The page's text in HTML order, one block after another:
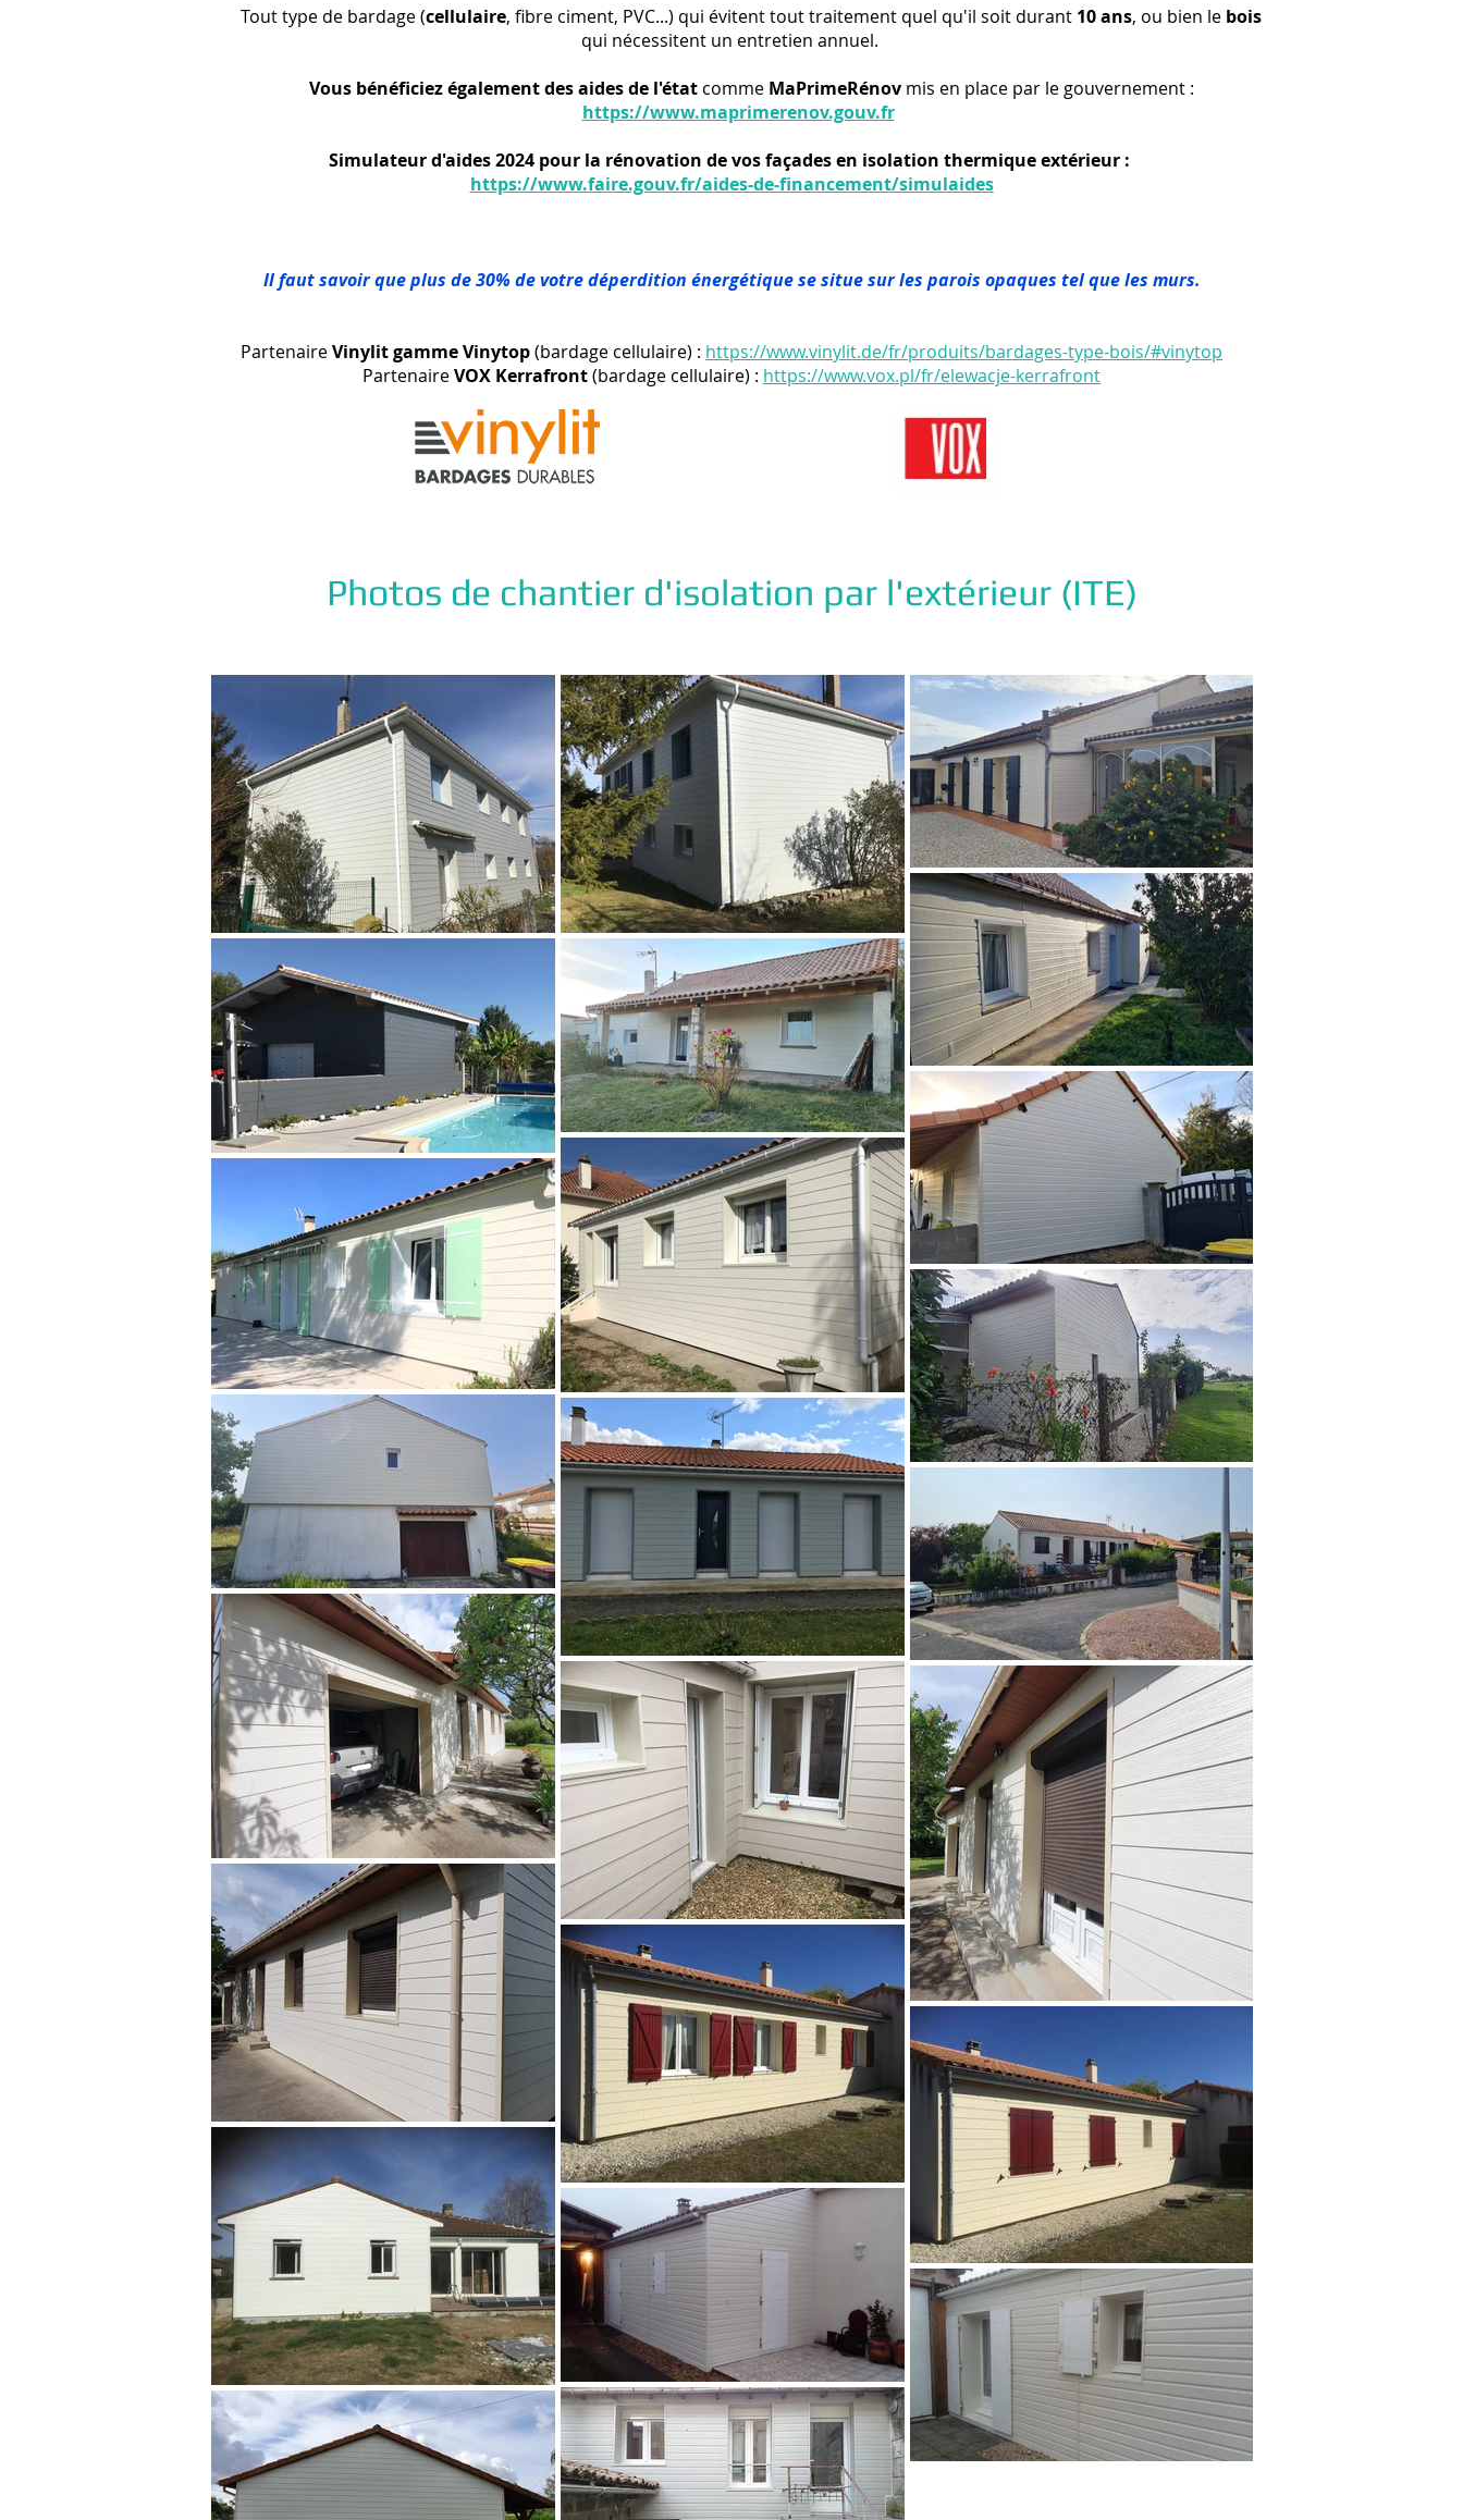
Tout type de bardage (cellulaire, fibre ciment, PVC...) qui évitent tout traitement quel qu'il soit durant 10 ans, ou bien le bois
qui nécessitent un entretien annuel.
Vous bénéficiez également des aides de l'étatcomme MaPrimeRénov mis en place par le gouvernement :
https://www.maprimerenov.gouv.fr
Simulateur d'aides 2024 pour la rénovation de vos façades en isolation thermique extérieur :
https://www.faire.gouv.fr/aides-de-financement/simulaides
Il faut savoir que plus de 30% de votre déperdition énergétique se situe sur les parois opaques tel que les murs.
PartenaireVinylit gamme Vinytop(bardage cellulaire) : https://www.vinylit.de/fr/produits/bardages-type-bois/#vinytop
PartenaireVOX Kerrafront(bardage cellulaire) : https://www.vox.pl/fr/elewacje-kerrafront
Photos de chantier d'isolation par l'extérieur (ITE)